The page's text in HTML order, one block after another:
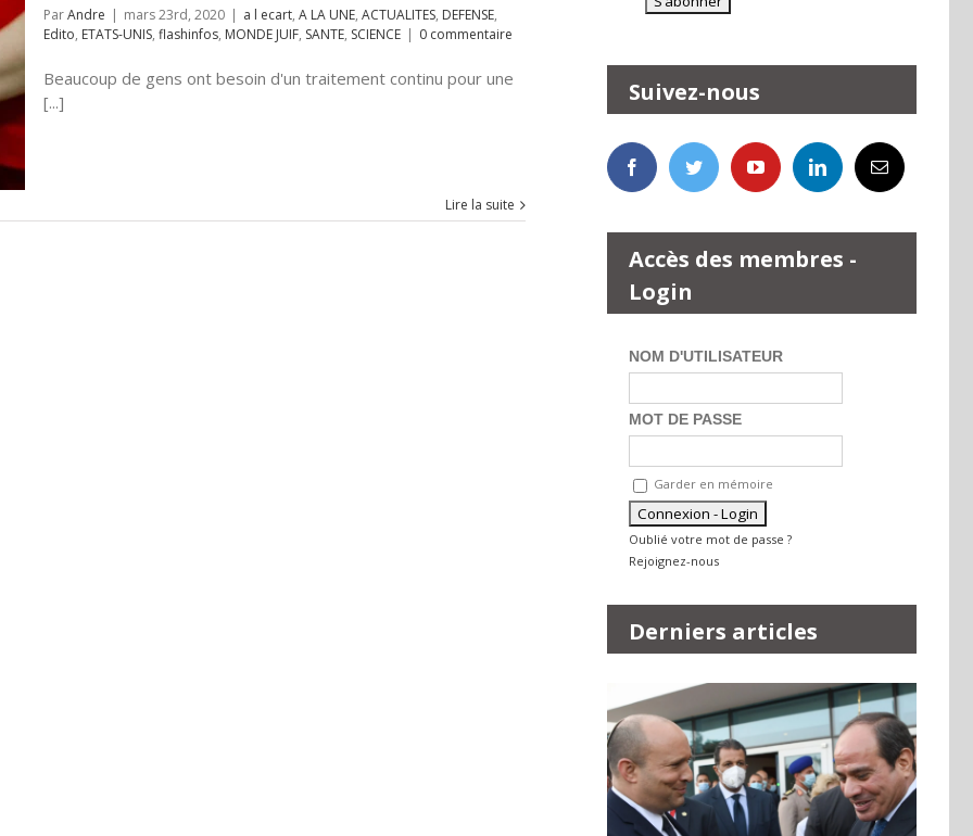
ParAndre | mars 23rd, 2020 | a l ecart, A LA UNE, ACTUALITES, DEFENSE,
Edito, ETATS-UNIS, flashinfos, MONDE JUIF, SANTE, SCIENCE | 0 commentaire
Beaucoup de gens ont besoin d'un traitement continu pour une
[...]
Lire la suite
Suivez-nous
Accès des membres -
Login
NOM D'UTILISATEUR
MOT DE PASSE
Garder en mémoire
Oublié votre mot de passe ?
Rejoignez-nous
Derniers articles